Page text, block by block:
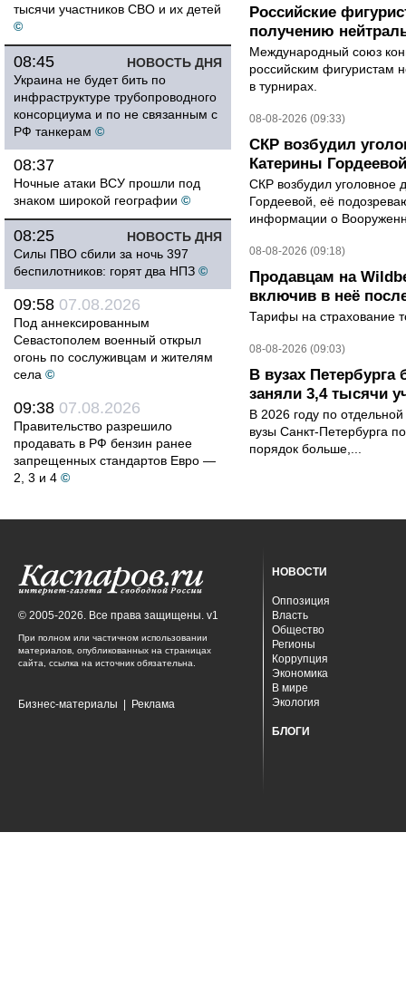
тысячи участников СВО и их детей
©
НОВОСТЬ ДНЯ
08:45
Украина не будет бить по
инфраструктуре трубопроводного
консорциума и по не связанным с
РФ танкерам ©
08:37
Ночные атаки ВСУ прошли под
знаком широкой географии ©
НОВОСТЬ ДНЯ
08:25
Силы ПВО сбили за ночь 397
беспилотников: горят два НПЗ ©
09:58 07.08.2026
Под аннексированным
Севастополем военный открыл
огонь по сослуживцам и жителям
села ©
09:38 07.08.2026
Правительство разрешило
продавать в РФ бензин ранее
запрещенных стандартов Евро —
2, 3 и 4 ©
Российские
получению
Международный союз
российским фигуристам
в турнирах.
08-08-2026 (09:33)
СКР возбудил
Катерины Гордеевой
СКР возбудил уголовное
Гордеевой, её
информации о
08-08-2026 (09:18)
Продавцам на
включив в неё
Тарифы на страхование
08-08-2026 (09:03)
В вузах
заняли 3,4 тысячи
В 2026 году по
вузы Санкт-Петербурга
порядок больше,...
© 2005-2026. Все права защищены. v1
При полном или частичном использовании
материалов, опубликованных на страницах
сайта, ссылка на источник обязательна.
Бизнес-материалы Реклама
НОВОСТИ
Оппозиция
Власть
Общество
Регионы
Коррупция
Экономика
В мире
Экология
БЛОГИ